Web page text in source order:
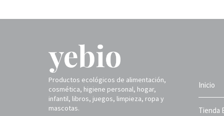
Productos ecológicos de alimentación,
cosmética, higiene personal, hogar,
infantil, libros, juegos, limpieza, ropa y
mascotas.
Inicio
Tienda